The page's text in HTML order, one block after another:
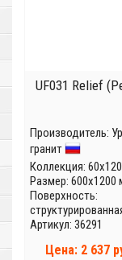
UF031 Relief
Производитель:
гранит
Коллекция: 60x120
Размер: 600x1200
Поверхность:
Артикул: 36291
Цена: 2 637